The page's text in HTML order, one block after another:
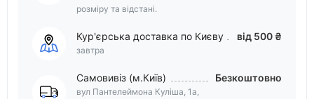
розміру та відстані.
Кур'єрська доставка по Києву
завтра
від 500 ₴
Самовивіз (м.Київ)
вул Пантелеймона Куліша, 1а,
Безкоштовно